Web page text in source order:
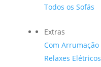
Todos os Sofás
Extras
Com Arrumação
Relaxes Elétricos